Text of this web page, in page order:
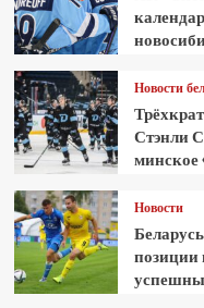
Новости
Стэнли
минское
Новости
позиции